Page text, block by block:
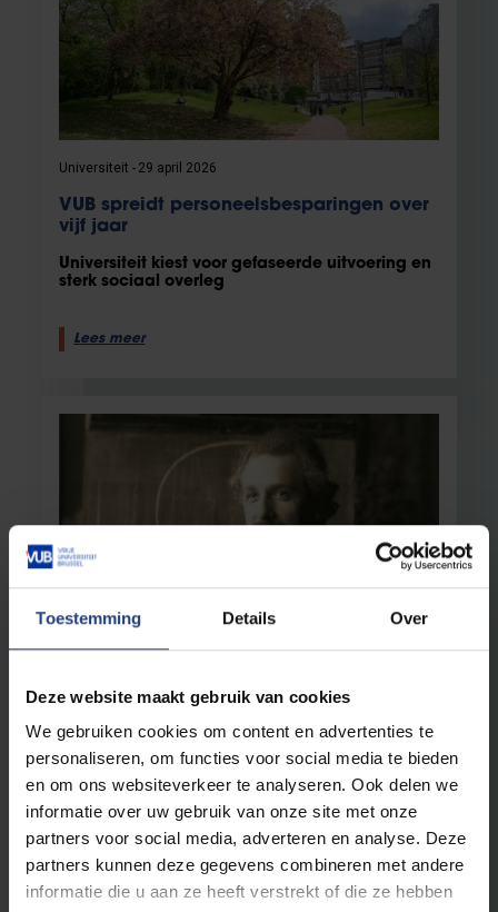
Toestemming Details Over
Deze website maakt gebruik van cookies
We gebruiken cookies om content en advertenties te
personaliseren, om functies voor social media te bieden
en om ons websiteverkeer te analyseren. Ook delen we
informatie over uw gebruik van onze site met onze
partners voor social media, adverteren en analyse. Deze
partners kunnen deze gegevens combineren met andere
informatie die u aan ze heeft verstrekt of die ze hebben
Universiteit 29 april 2026
VUB spreidt personeelsbesparingen over
vijf jaar
Universiteit kiest voor gefaseerde uitvoering en
sterk sociaal overleg
Lees meer
Maatschappij en engagement
wetenschapsdiplomatie
Een republiek der wetenschappen
Lees meer